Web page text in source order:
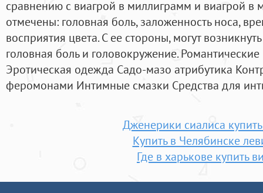
сравнению с виагрой в миллиграмм и виагрой в
отмечены: головная боль, заложенность носа,
восприятия цвета. С ее стороны, могут
головная боль и головокружение.
Эротическая одежда Садо-мазо атрибутика
феромонами Интимные смазки Средства для
Дженерики сиалиса
Купить в Челябинске
Где в харькове купить